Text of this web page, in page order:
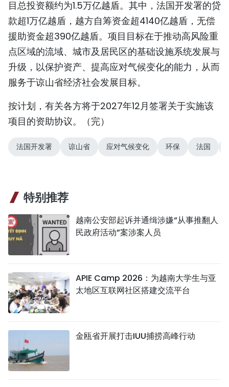
目总投资额约为1.5万亿越盾。其中，法国开发署的贷
款超1万亿越盾，越方自筹资金超4140亿越盾，无偿
援助资金超390亿越盾。项目目标在于推动高风险重
点区域的流域、城市及居民区的基础设施系统发展与
升级，以保护资产、提高应对气候变化的能力，从而
服务于谅山省经济社会发展目标。
按计划，有关各方将于2027年12月签署关于实施该
项目的资助协议。（完）
法国开发署 谅山省 应对气候变化 环保 法国
特别推荐
越南公安部起诉并通缉涉嫌“从事推翻人
民政府活动”案涉案人员
APIE Camp 2026：为越南大学生与亚
太地区互联网社区搭建交流平台
金瓯省开展打击IUU捕捞高峰行动